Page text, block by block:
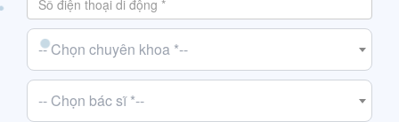
-- Chọn chuyên khoa *--
-- Chọn bác sĩ *--